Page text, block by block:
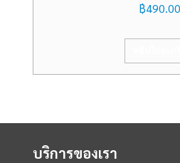
฿490.00
บริการของเรา